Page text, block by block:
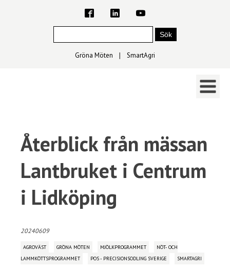
Gröna Möten ∣ SmartAgri
Återblick från mässan
Lantbruket i Centrum
i Lidköping
20240609
AGROVÄST GRÖNA MÖTEN MJÖLKPROGRAMMET
NÖT- OCH
LAMMKÖTTSPROGRAMMET
POS - PRECISIONSODLING SVERIGE SMARTAGRI